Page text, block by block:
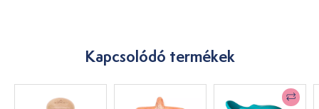
Kapcsolódó termékek